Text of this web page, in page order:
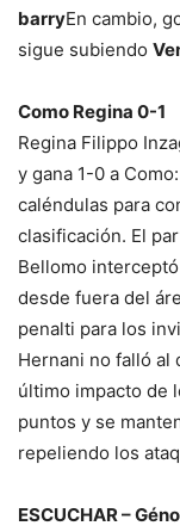
barryEn cambio,
sigue subiendo
Como Regina 0-1
Regina Filippo
y gana 1-0 a
caléndulas para
clasificación. El
Bellomo
desde fuera del
penalti para los
Hernani no falló al
último impacto de
puntos y se
repeliendo los
ESCUCHAR –